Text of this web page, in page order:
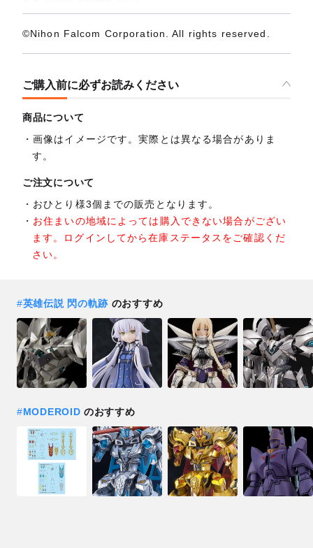
©Nihon Falcom Corporation. All rights reserved.
ご購入前に必ずお読みください
商品について
画像はイメージです。実際とは異なる場合がありま
す。
ご注文について
おひとり様3個までの販売となります。
お住まいの地域によっては購入できない場合がござい
ます。ログインしてから在庫ステータスをご確認くだ
さい。
#英雄伝説 閃の軌跡 のおすすめ
#MODEROID のおすすめ